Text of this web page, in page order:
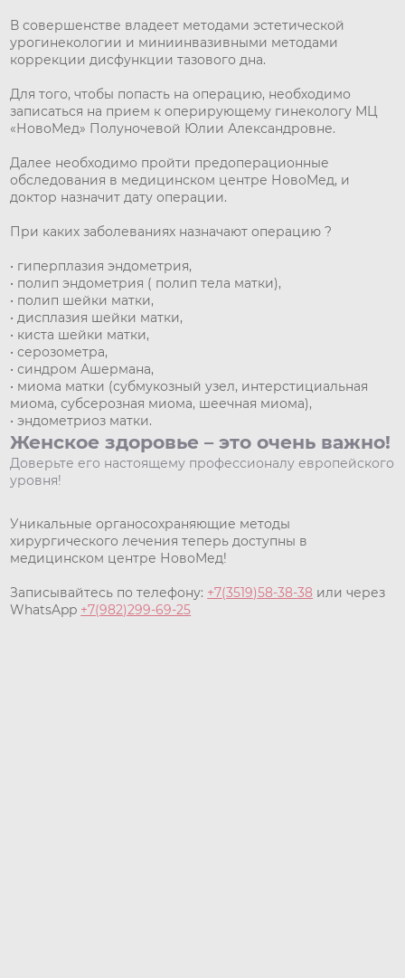
В совершенстве владеет методами эстетической
урогинекологии и миниинвазивными методами
коррекции дисфункции тазового дна.
Для того, чтобы попасть на операцию, необходимо
записаться на прием к оперирующему гинекологу МЦ
«НовоМед» Полуночевой Юлии Александровне.
Далее необходимо пройти предоперационные
обследования в медицинском центре НовоМед, и
доктор назначит дату операции.
При каких заболеваниях назначают операцию ?
• гиперплазия эндометрия,
• полип эндометрия ( полип тела матки),
• полип шейки матки,
• дисплазия шейки матки,
• киста шейки матки,
• серозометра,
• синдром Ашермана,
• миома матки (субмукозный узел, интерстициальная
миома, субсерозная миома, шеечная миома),
• эндометриоз матки.
Женское здоровье – это очень важно!
Доверьте его настоящему профессионалу европейского
уровня!
Уникальные органосохраняющие методы
хирургического лечения теперь доступны в
медицинском центре НовоМед!
Записывайтесь по телефону: +7(3519)58-38-38 или через
WhatsApp +7(982)299-69-25